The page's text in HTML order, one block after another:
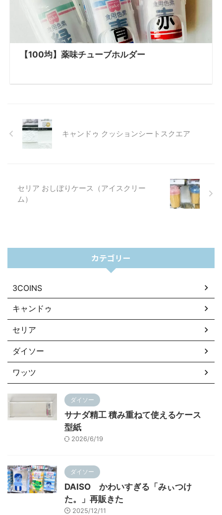
【100均】薬味チューブホルダー
キャンドゥ クッションシートスクエア
セリア おしぼりケース（アイスクリー
ム）
カテゴリー
3COINS
キャンドゥ
セリア
ダイソー
ワッツ
ダイソー
サナダ精工 積み重ねて使えるケース
型紙
2026/6/19
ダイソー
DAISO かわいすぎる「みぃつけ
た。」再販きた
2025/12/11